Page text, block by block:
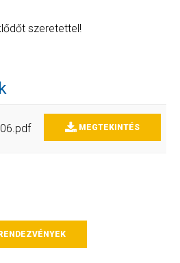
szeretettel!
MEGTEKINTÉS
RENDEZVÉNYEK